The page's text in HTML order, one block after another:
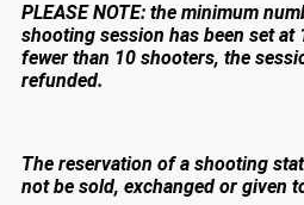
PLEASE NOTE: the minimum
shooting session has been set at
fewer than 10 shooters, the
refunded.
The reservation of a shooting
not be sold, exchanged or given